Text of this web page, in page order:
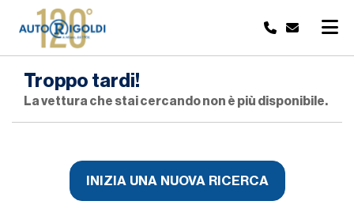
Troppo tardi!
La vettura che stai cercando non è più disponibile.
INIZIA UNA NUOVA RICERCA